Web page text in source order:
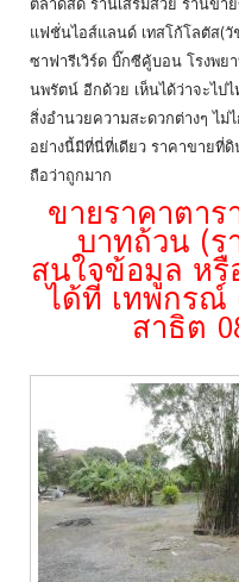
ตลาดสด ร้านเสริมสวย ร้านขา
แฟชั่นไอส์แลนด์ เทสโก้โลตัส(
ซาฟารีเวิร์ด บิ๊กซีคู้บอน โรงพย
นพรัตน์ อีกด้วย เห็นได้ว่าจะไป
สิ่งอำนวยความสะดวกต่างๆ ไ
อย่างนี้มีที่นี่ที่เดียว ราคาขายที่
ถือว่าถูกมาก
ขายราคาตาร
บาทถ้วน (ร
สนใจข้อมูล ห
ได้ที่ เทพกรณ์
สาธิต